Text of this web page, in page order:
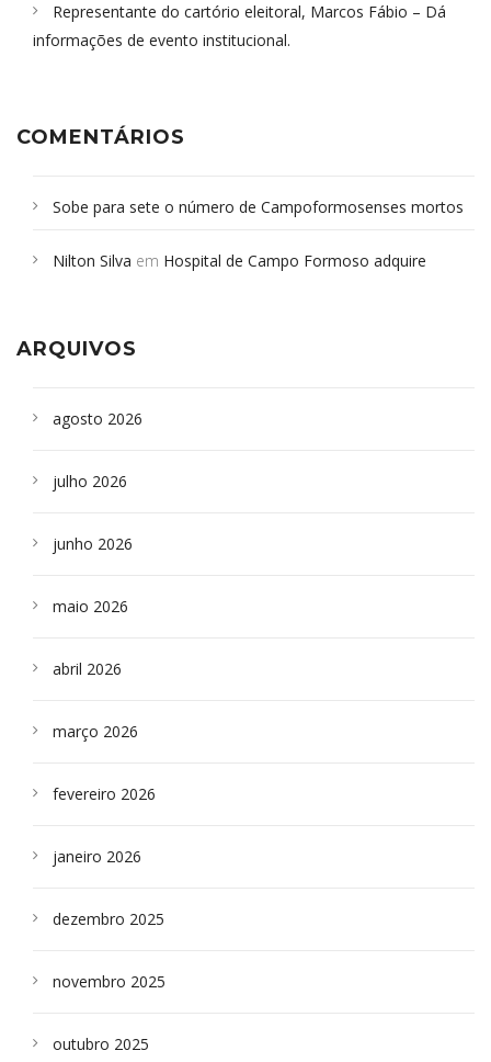
Representante do cartório eleitoral, Marcos Fábio – Dá
informações de evento institucional.
COMENTÁRIOS
Sobe para sete o número de Campoformosenses mortos
Campoformosenses que morreram em desabamentos são
Nilton Silva em Hospital de Campo Formoso adquire
ARQUIVOS
agosto 2026
julho 2026
junho 2026
maio 2026
abril 2026
março 2026
fevereiro 2026
janeiro 2026
dezembro 2025
novembro 2025
outubro 2025